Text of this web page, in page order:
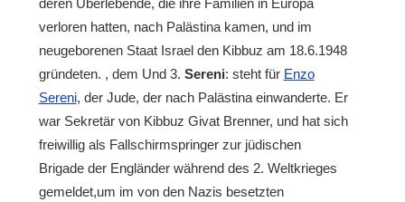
deren Überlebende, die ihre Familien in Europa
verloren hatten, nach Palästina kamen, und im
neugeborenen Staat Israel den Kibbuz am 18.6.1948
gründeten. , dem Und 3. Sereni: steht für Enzo
Sereni, der Jude, der nach Palästina einwanderte. Er
war Sekretär von Kibbuz Givat Brenner, und hat sich
freiwillig als Fallschirmspringer zur jüdischen
Brigade der Engländer während des 2. Weltkrieges
gemeldet,um im von den Nazis besetzten